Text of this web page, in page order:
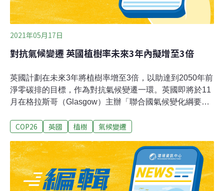
放，需要極大面積的土地。台灣森林
2021年05月17日
對抗氣候變遷 英國植樹率未來3年內擬增至3倍
英國計劃在未來3年將植樹率增至3倍，以助達到2050年前
淨零碳排的目標，作為對抗氣候變遷一環。英國即將於11
月在格拉斯哥（Glasgow）主辦「聯合國氣候變化綱要公
在會議登場前推行環境計畫，並鼓勵其他國家仿效。英國
宣布，英國林地創造率在2024年5月前將成長3倍，每年約
可創造7000公頃林地。根據政府今天公布的聲明，尤斯提
斯預計將宣布：「我們將確保對的樹種在對的地方，以及
林業部門能創造更多綠色工作。」英國政府在COP26登場
COP26 英國 植樹 氣候變遷